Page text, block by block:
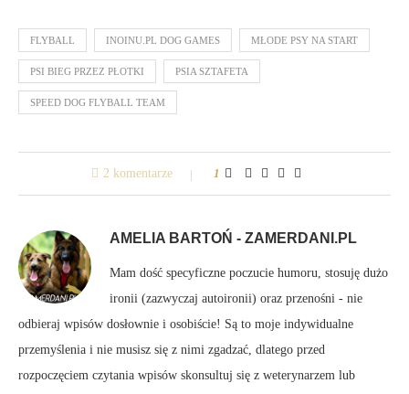
FLYBALL INOINU.PL DOG GAMES MŁODE PSY NA START
PSI BIEG PRZEZ PŁOTKI PSIA SZTAFETA
SPEED DOG FLYBALL TEAM
2 komentarze 1
AMELIA BARTOŃ - ZAMERDANI.PL
Mam dość specyficzne poczucie humoru, stosuję dużo
ironii (zazwyczaj autoironii) oraz przenośni - nie
odbieraj wpisów dosłownie i osobiście! Są to moje indywidualne
przemyślenia i nie musisz się z nimi zgadzać, dlatego przed
rozpoczęciem czytania wpisów skonsultuj się z weterynarzem lub